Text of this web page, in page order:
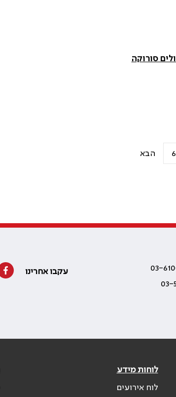
6 הבא
עקבו אחרינו
לוחות מידע
לוח אירועים